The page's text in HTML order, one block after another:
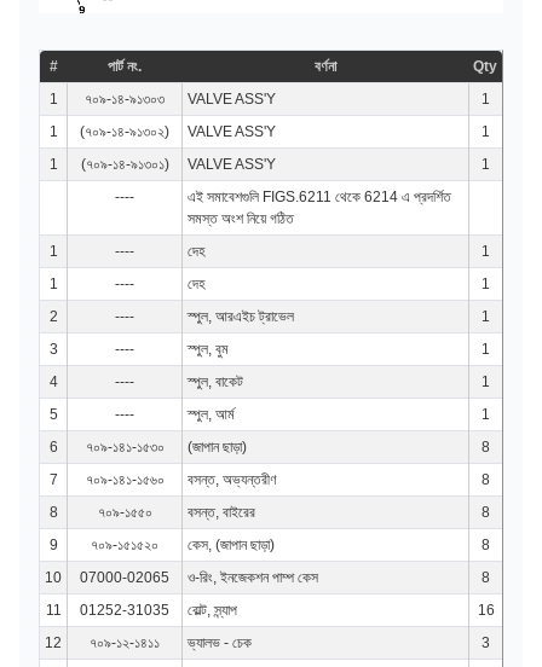
# পার্ট নং. বর্ণনা
Qty
1
৭০৯-১৪-৯১৩০৩ VALVE ASS'Y
1
1
(৭০৯-১৪-৯১৩০২) VALVE ASS'Y
1
1
(৭০৯-১৪-৯১৩০১) VALVE ASS'Y
1
----
এই সমাবেশগুলি FIGS.6211 থেকে 6214 এ প্রদর্শিত
সমস্ত অংশ নিয়ে গঠিত
1
---- দেহ
1
1
---- দেহ
1
2
---- স্পুল, আরএইচ ট্রাভেল
1
3
---- স্পুল, বুম
1
4
---- স্পুল, বাকেট
1
5
---- স্পুল, আর্ম
1
6
৭০৯-১৪১-১৫৩০ (জাপান ছাড়া)
8
7
৭০৯-১৪১-১৫৬০ বসন্ত, অভ্যন্তরীণ
8
8
৭০৯-১৫৫০ বসন্ত, বাইরের
8
9
৭০৯-১৫১৫২০ কেস, (জাপান ছাড়া)
8
10
07000-02065 ও-রিং, ইনজেকশন পাম্প কেস
8
11
01252-31035 বোল্ট, স্ন্যাপ
16
12
৭০৯-১২-১৪১১ ভ্যালভ - চেক
3